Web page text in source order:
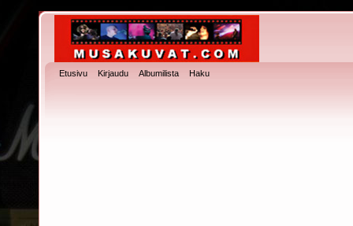
Etusivu Kirjaudu Albumilista Haku